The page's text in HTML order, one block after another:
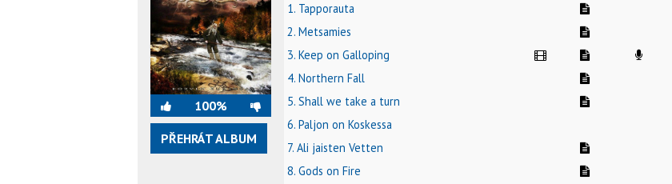
100%
PŘEHRÁT ALBUM
1. Tapporauta
2. Metsamies
3. Keep on Galloping
4. Northern Fall
5. Shall we take a turn
6. Paljon on Koskessa
7. Ali jaisten Vetten
8. Gods on Fire